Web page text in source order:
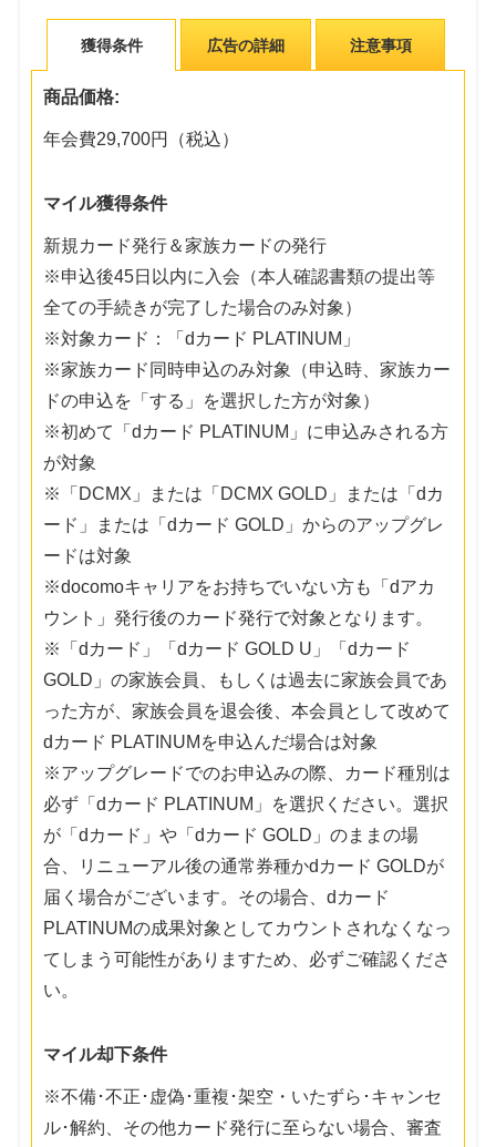
獲得条件 広告の詳細 注意事項
商品価格:
年会費29,700円（税込）
マイル獲得条件
新規カード発行＆家族カードの発行
※申込後45日以内に入会（本人確認書類の提出等
全ての手続きが完了した場合のみ対象）
※対象カード：「dカード PLATINUM」
※家族カード同時申込のみ対象（申込時、家族カー
ドの申込を「する」を選択した方が対象）
※初めて「dカード PLATINUM」に申込みされる方
が対象
※「DCMX」または「DCMX GOLD」または「dカ
ード」または「dカード GOLD」からのアップグレ
ードは対象
※docomoキャリアをお持ちでいない方も「dアカ
ウント」発行後のカード発行で対象となります。
※「dカード」「dカード GOLD U」「dカード
GOLD」の家族会員、もしくは過去に家族会員であ
った方が、家族会員を退会後、本会員として改めて
dカード PLATINUMを申込んだ場合は対象
※アップグレードでのお申込みの際、カード種別は
必ず「dカード PLATINUM」を選択ください。選択
が「dカード」や「dカード GOLD」のままの場
合、リニューアル後の通常券種かdカード GOLDが
届く場合がございます。その場合、dカード
PLATINUMの成果対象としてカウントされなくなっ
てしまう可能性がありますため、必ずご確認くださ
い。
マイル却下条件
※不備･不正･虚偽･重複･架空・いたずら･キャンセ
ル･解約、その他カード発行に至らない場合、審査